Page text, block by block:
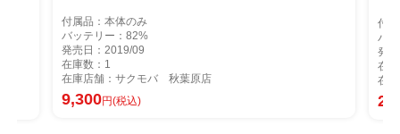
付属品：本体のみ
バッテリー：82%
発売日：2019/09
在庫数：1
在庫店舗：サクモバ 秋葉原店
9,300円(税込)
付
バ
発
在
在